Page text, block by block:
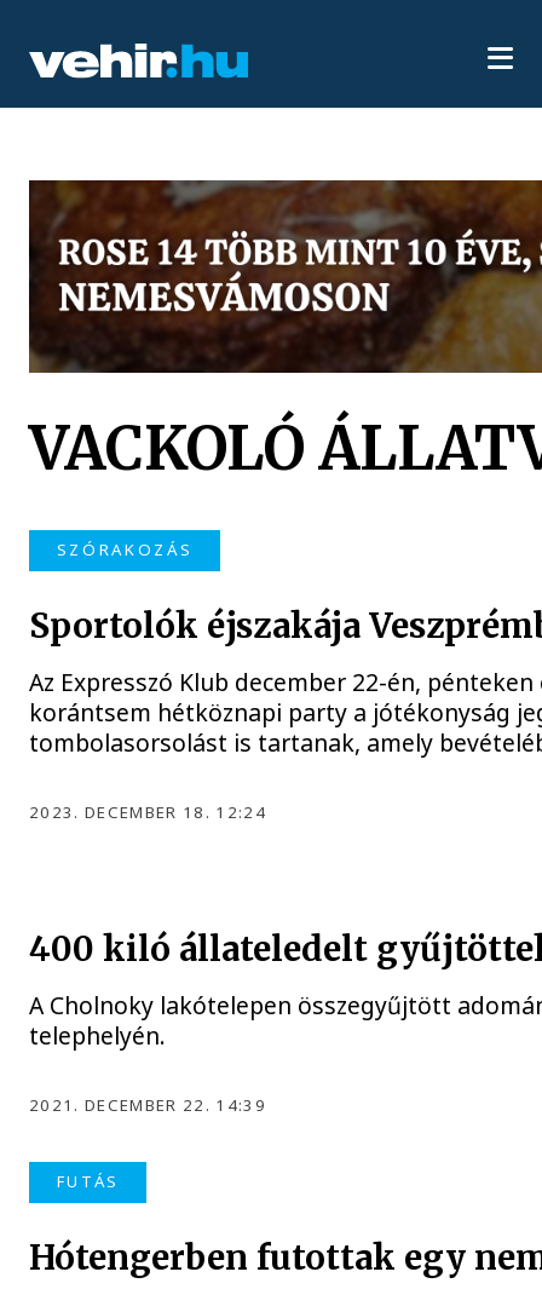
VACKOLÓ
SZÓRAKOZÁS
Sportolók éjszakája
Az Expresszó Klub december 22-én,
korántsem hétköznapi party a jótékonyság
tombolasorsolást is tartanak, amely
2023. DECEMBER 18. 12:24
400 kiló állateledelt
A Cholnoky lakótelepen összegyűjtött
telephelyén.
2021. DECEMBER 22. 14:39
FUTÁS
Hótengerben futottak egy